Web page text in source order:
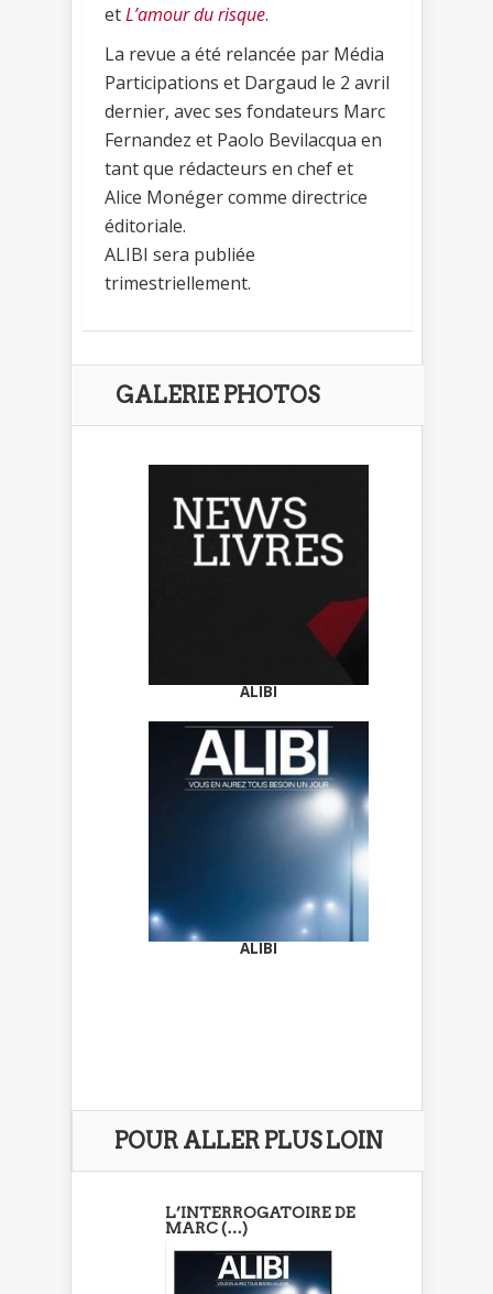
etL’amour du risque.
La revue a été relancée par Média
Participations et Dargaud le 2 avril
dernier, avec ses fondateurs Marc
Fernandez et Paolo Bevilacqua en
tant que rédacteurs en chef et
Alice Monéger comme directrice
éditoriale.
ALIBI sera publiée
trimestriellement.
GALERIE PHOTOS
ALIBI
ALIBI
POUR ALLER PLUS LOIN
L’INTERROGATOIRE DE
MARC (…)